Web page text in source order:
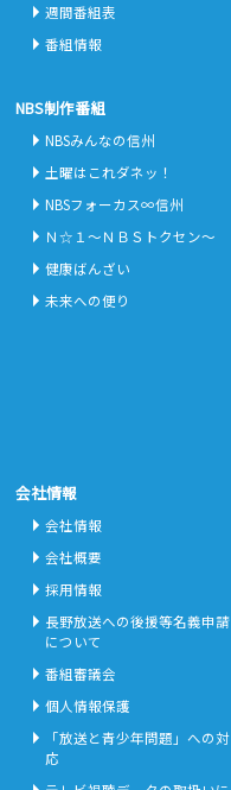
週間番組表
番組情報
NBS制作番組
NBSみんなの信州
土曜はこれダネッ！
NBSフォーカス∞信州
Ｎ☆１～ＮＢＳトクセン～
健康ばんざい
未来への便り
会社情報
会社情報
会社概要
採用情報
長野放送への後援等名義申請
について
番組審議会
個人情報保護
「放送と青少年問題」への対
応